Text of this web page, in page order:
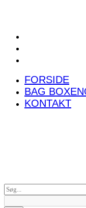
FORSIDE
BAG
KONTAKT